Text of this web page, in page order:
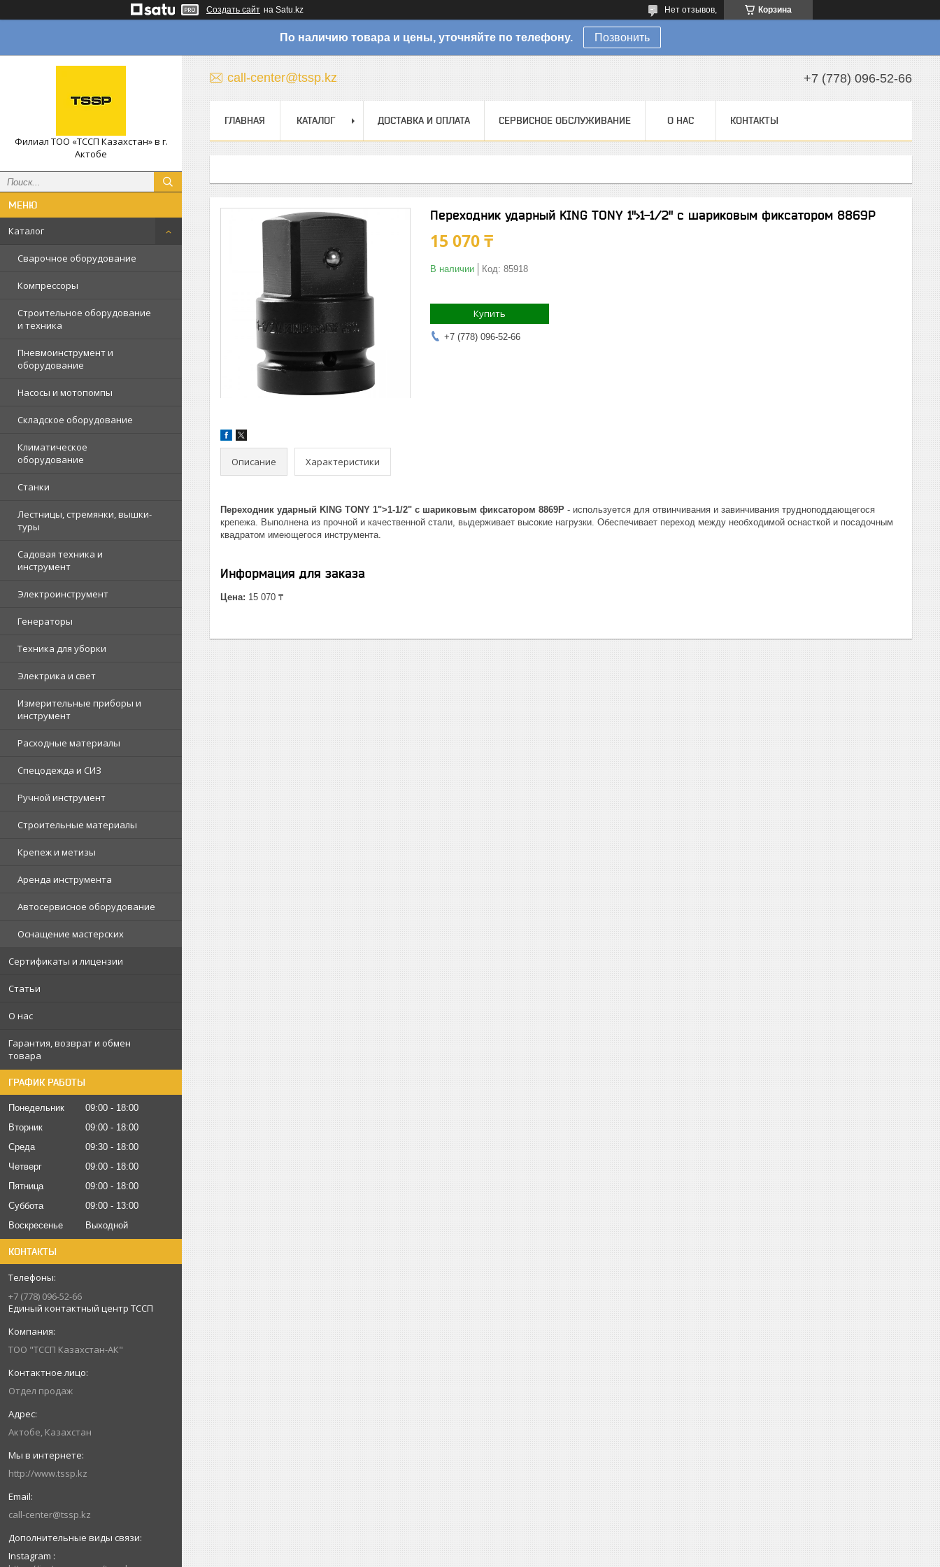
Создать сайт на Satu.kz Корзина
Нет отзывов,
По наличию товара и цены, уточняйте по телефону. Позвонить
Филиал ТОО «ТССП Казахстан» в г.
Актобе
Каталог
Сварочное оборудование
Компрессоры
Строительное оборудование
и техника
Пневмоинструмент и
оборудование
Насосы и мотопомпы
Складское оборудование
Климатическое
оборудование
Станки
Лестницы, стремянки, вышки-
туры
Садовая техника и
инструмент
Электроинструмент
Генераторы
Техника для уборки
Электрика и свет
Измерительные приборы и
инструмент
Расходные материалы
Спецодежда и СИЗ
Ручной инструмент
Строительные материалы
Крепеж и метизы
Аренда инструмента
Автосервисное оборудование
Оснащение мастерских
Сертификаты и лицензии
Статьи
О нас
Гарантия, возврат и обмен
товара
ГРАФИК РАБОТЫ
Понедельник 09:00
18:00
Вторник
09:00
18:00
Среда
09:30
18:00
Четверг
09:00
18:00
Пятница
09:00
18:00
Суббота
09:00
13:00
Воскресенье
Выходной
КОНТАКТЫ
+7 (778) 096-52-66
Единый контактный центр ТССП
ТОО "ТССП Казахстан-АК"
Отдел продаж
Актобе, Казахстан
http://www.tssp.kz
call-center@tssp.kz
Instagram
call-center@tssp.kz +7 (778) 096-52-66
ГЛАВНАЯ КАТАЛОГ ДОСТАВКА И ОПЛАТА СЕРВИСНОЕ ОБСЛУЖИВАНИЕ О НАС КОНТАКТЫ
Переходник ударный KING TONY 1">1-1/2" с шариковым фиксатором 8869P
15 070 ₸
В наличии Код: 85918
Купить
+7 (778) 096-52-66
Описание Характеристики
Переходник ударный KING TONY 1">1-1/2" с шариковым фиксатором 8869P - используется для отвинчивания и завинчивания трудноподдающегося
крепежа. Выполнена из прочной и качественной стали, выдерживает высокие нагрузки. Обеспечивает переход между необходимой оснасткой и посадочным
квадратом имеющегося инструмента.
Информация для заказа
Цена: 15 070 ₸